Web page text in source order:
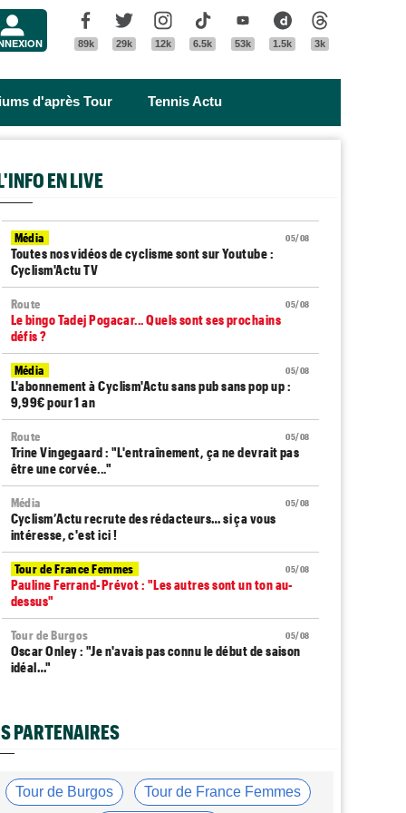
Facebook
89k
Twitter
29k
Instagram
12k
Tik Tok
6.5k
Youtube
53k
Dailymotion
1.5k 3k
d'après Tour Tennis Actu
EN LIVE
05/08
Média
Toutes nos vidéos de cyclisme sont sur Youtube :
Cyclism'Actu TV
05/08
Route
Le bingo Tadej Pogacar... Quels sont ses prochains
défis ?
05/08
Média
L'abonnement à Cyclism'Actu sans pub sans pop up :
9,99€ pour 1 an
05/08
Route
Trine Vingegaard : "L'entraînement, ça ne devrait pas
être une corvée..."
05/08
Média
Cyclism’Actu recrute des rédacteurs… si ça vous
intéresse, c'est ici !
05/08
Tour de France Femmes
Pauline Ferrand-Prévot : "Les autres sont un ton au-
dessus"
05/08
Tour de Burgos
Oscar Onley : "Je n'avais pas connu le début de saison
idéal…"
déclassé
Julius Johansen remporte le prologue, doublé UAE Team
Emirates
PARTENAIRES
Tour de Burgos Tour de France Femmes